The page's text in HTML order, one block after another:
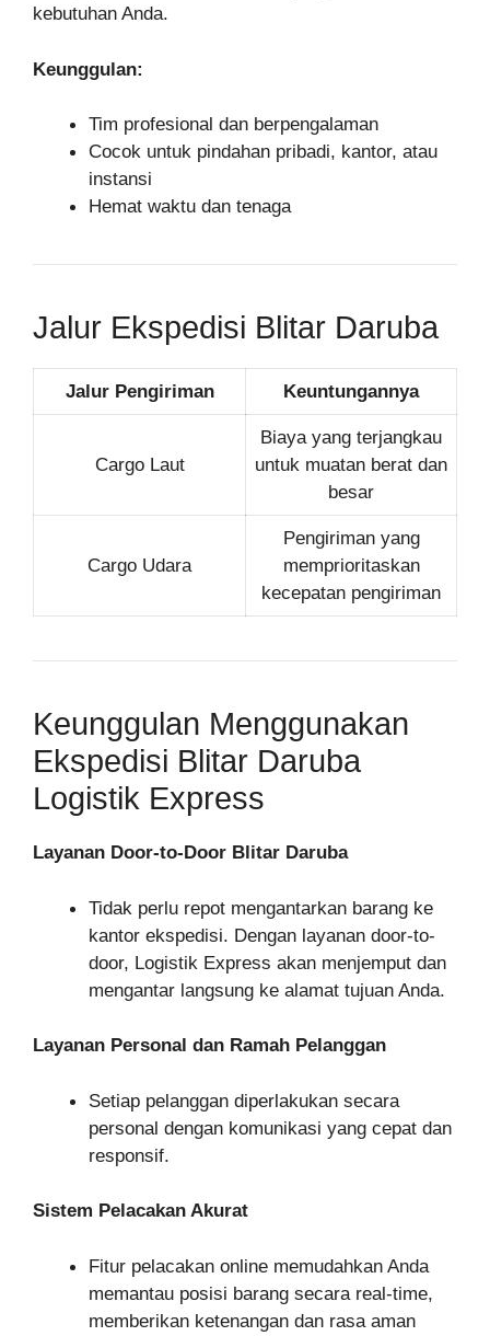
kebutuhan Anda.
Keunggulan:
Tim profesional dan berpengalaman
Cocok untuk pindahan pribadi, kantor, atau
instansi
Hemat waktu dan tenaga
Jalur Ekspedisi Blitar Daruba
Jalur Pengiriman Keuntungannya
Cargo Laut
Biaya yang terjangkau
untuk muatan berat dan
besar
Cargo Udara
Pengiriman yang
memprioritaskan
kecepatan pengiriman
Keunggulan Menggunakan
Ekspedisi Blitar Daruba
Logistik Express
Layanan Door-to-Door Blitar Daruba
Tidak perlu repot mengantarkan barang ke
kantor ekspedisi. Dengan layanan door-to-
door, Logistik Express akan menjemput dan
mengantar langsung ke alamat tujuan Anda.
Layanan Personal dan Ramah Pelanggan
Setiap pelanggan diperlakukan secara
personal dengan komunikasi yang cepat dan
responsif.
Sistem Pelacakan Akurat
Fitur pelacakan online memudahkan Anda
memantau posisi barang secara real-time,
memberikan ketenangan dan rasa aman